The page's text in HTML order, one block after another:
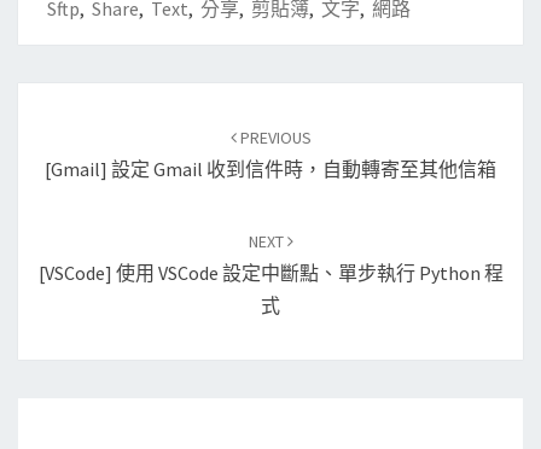
Sftp, Share, Text, 分享, 剪貼簿, 文字, 網路
navigation
PREVIOUS
[Gmail] 設定 Gmail 收到信件時，自動轉寄至其他信箱
NEXT
[VSCode] 使用 VSCode 設定中斷點、單步執行 Python 程
式